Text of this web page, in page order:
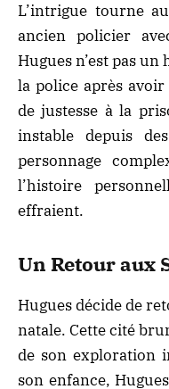
L’intrigue tourne
ancien policier
Hugues n’est pas
la police après
de justesse à la
instable depuis
personnage
l’histoire
effraient.
Un Retour aux
Hugues décide de
natale. Cette cité
de son exploration
son enfance,